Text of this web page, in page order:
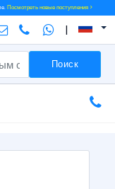
Посмотреть новые поступления >
|
Поиск